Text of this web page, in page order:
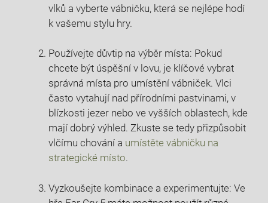
vlků a vyberte vábničku, která se nejlépe hodí
k vašemu stylu hry.
Používejte důvtip na výběr místa: Pokud
chcete být úspěšní v lovu, je klíčové vybrat
správná místa pro umístění vábniček. Vlci
často vytahují nad přírodními pastvinami, v
blízkosti jezer nebo ve vyšších oblastech, kde
mají dobrý výhled. Zkuste se tedy přizpůsobit
vlčímu chování a umístěte vábničku na
strategické místo.
Vyzkoušejte kombinace a experimentujte: Ve